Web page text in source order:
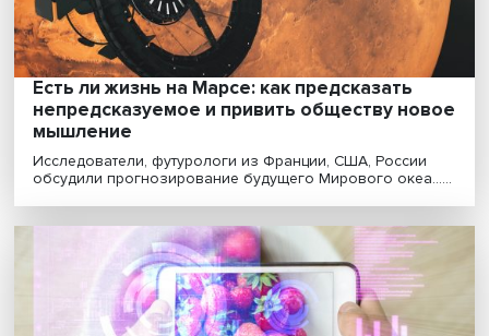
ЕАЭС-2060: эксперты готовят обзор
промышленности будущего для союза
Обозначить направления технологического
общества, проработать до мелочей все